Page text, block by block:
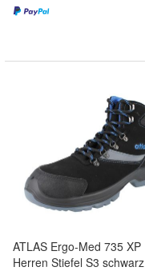
ATLAS Ergo-Med 735 XP
Herren Stiefel S3 schwarz